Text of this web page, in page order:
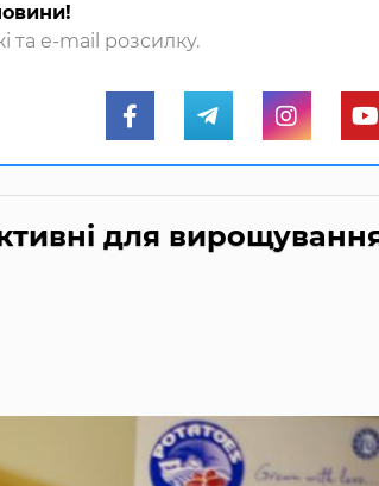
та e-mail розсилку.
для